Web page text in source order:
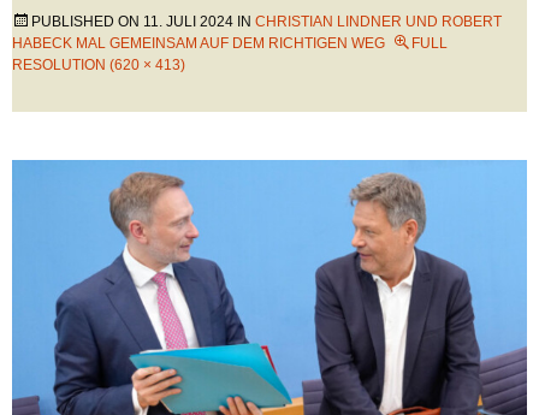
PUBLISHED ON 11. JULI 2024 IN CHRISTIAN LINDNER UND ROBERT
HABECK MAL GEMEINSAM AUF DEM RICHTIGEN WEG
FULL
RESOLUTION (620 × 413)